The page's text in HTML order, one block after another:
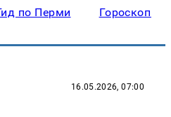
по Перми Гороскопы
16.05.2026, 07:00